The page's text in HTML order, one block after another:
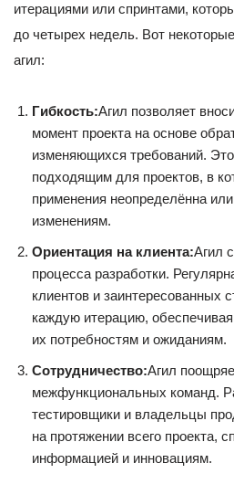
итерациями или спринтами,
до четырех недель. Вот
агил:
Гибкость:Агил позволяет
момент проекта на основе
изменяющихся требований.
подходящим для проектов, в
применения неопределённа
изменениям.
Ориентация на клиента:Агил
процесса разработки.
клиентов и заинтересованных
каждую итерацию, обеспечивая
их потребностям и ожиданиям.
Сотрудничество:Агил
межфункциональных команд.
тестировщики и владельцы
на протяжении всего проекта,
информацией и инновациям.